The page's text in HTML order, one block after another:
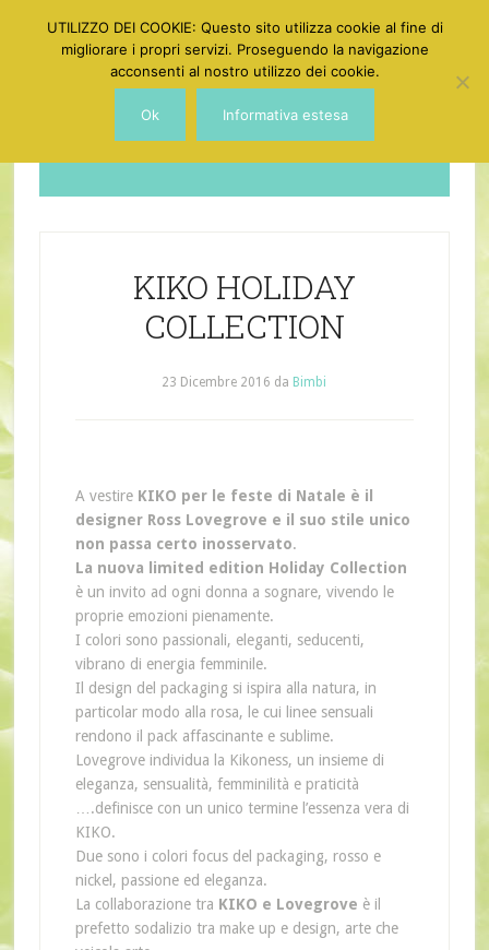
Dotgirl
KIKO HOLIDAY
COLLECTION
23 Dicembre 2016 da Bimbi
A vestire KIKO per le feste di Natale è il
designer Ross Lovegrove e il suo stile unico
non passa certo inosservato.
La nuova limited edition Holiday Collection
è un invito ad ogni donna a sognare, vivendo le
proprie emozioni pienamente.
I colori sono passionali, eleganti, seducenti,
vibrano di energia femminile.
Il design del packaging si ispira alla natura, in
particolar modo alla rosa, le cui linee sensuali
rendono il pack affascinante e sublime.
Lovegrove individua la Kikoness, un insieme di
eleganza, sensualità, femminilità e praticità
….definisce con un unico termine l’essenza vera di
KIKO.
Due sono i colori focus del packaging, rosso e
nickel, passione ed eleganza.
La collaborazione tra KIKO e Lovegrove è il
prefetto sodalizio tra make up e design, arte che
UTILIZZO DEI COOKIE: Questo sito utilizza cookie al fine di
migliorare i propri servizi. Proseguendo la navigazione
acconsenti al nostro utilizzo dei cookie.
Ok Informativa estesa